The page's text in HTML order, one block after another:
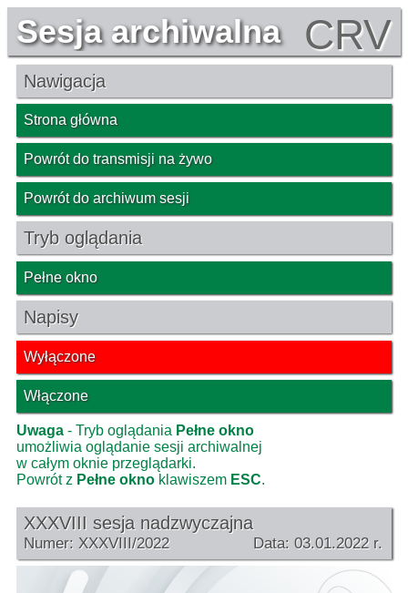
Sesja archiwalna CRV
Nawigacja
Strona główna
Powrót do transmisji na żywo
Powrót do archiwum sesji
Tryb oglądania
Pełne okno
Napisy
Wyłączone
Włączone
Uwaga - Tryb oglądania Pełne okno
umożliwia oglądanie sesji archiwalnej
w całym oknie przeglądarki.
Powrót z Pełne okno klawiszem ESC.
XXXVIII sesja nadzwyczajna
Numer: XXXVIII/2022 Data: 03.01.2022 r.